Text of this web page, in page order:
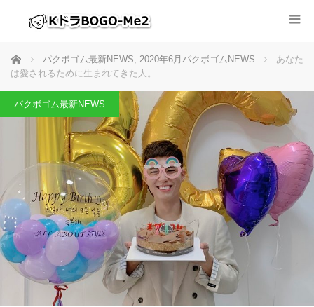
ホーム パクボゴム最新NEWS, 2020年6月パクボゴムNEWS
あなた
は愛されるために生まれてきた人。
パクボゴム最新NEWS